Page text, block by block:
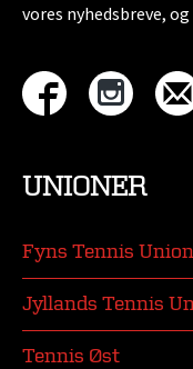
vores nyhedsbreve,
UNIONER
Fyns Tennis Union
Jyllands Tennis
Tennis Øst